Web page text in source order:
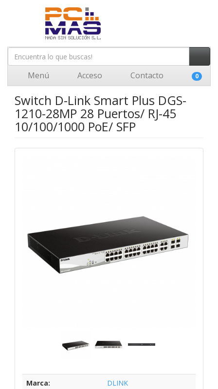
Menú Acceso Contacto 0
Switch D-Link Smart Plus DGS-
1210-28MP 28 Puertos/ RJ-45
10/100/1000 PoE/ SFP
Marca:
DLINK